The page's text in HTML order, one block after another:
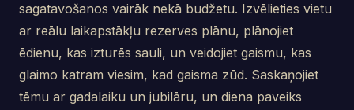
sagatavošanos vairāk nekā budžetu. Izvēlieties vietu
ar reālu laikapstākļu rezerves plānu, plānojiet
ēdienu, kas izturēs sauli, un veidojiet gaismu, kas
glaimo katram viesim, kad gaisma zūd. Saskaņojiet
tēmu ar gadalaiku un jubilāru, un diena paveiks